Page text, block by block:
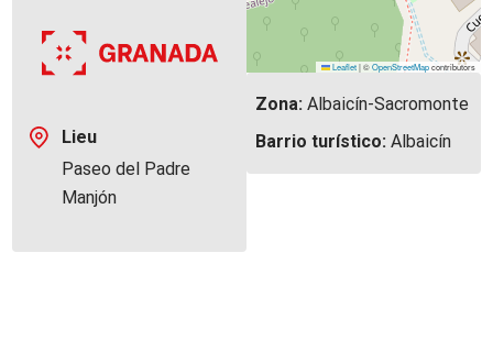
Lieu
Paseo del Padre
Manjón
Leaflet |©OpenStreetMapcontributors
Zona: Albaicín-Sacromonte
Barrio turístico: Albaicín